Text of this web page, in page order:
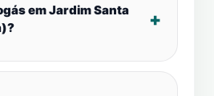
em Jardim Santa